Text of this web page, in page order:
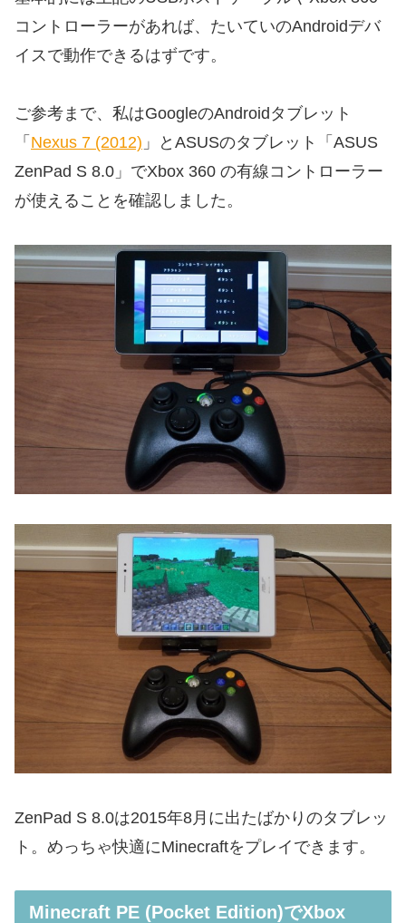
コントローラーがあれば、たいていのAndroidデバ
イスで動作できるはずです。
ご参考まで、私はGoogleのAndroidタブレット
「 Nexus 7 (2012) 」とASUSのタブレット「ASUS
ZenPad S 8.0」でXbox 360 の有線コントローラー
が使えることを確認しました。
ZenPad S 8.0は2015年8月に出たばかりのタブレッ
ト。めっちゃ快適にMinecraftをプレイできます。
Minecraft PE (Pocket Edition)でXbox